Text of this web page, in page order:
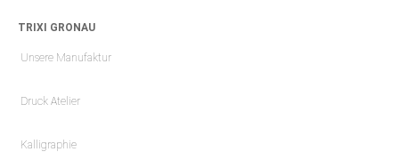
TRIXI GRONAU
Unsere Manufaktur
Druck Atelier
Kalligraphie